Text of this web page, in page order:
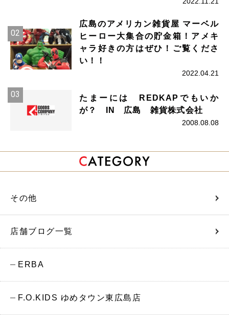
広島のアメリカン雑貨屋 マーベル
ヒーロー大集合の貯金箱！アメキ
ャラ好きの方はぜひ！ご覧くださ
い！！
2022.04.21
たまーには REDKAPでもいか
が？ IN 広島 雑貨株式会社
2008.08.08
その他
店舗ブログ一覧
ERBA
F.O.KIDS ゆめタウン東広島店